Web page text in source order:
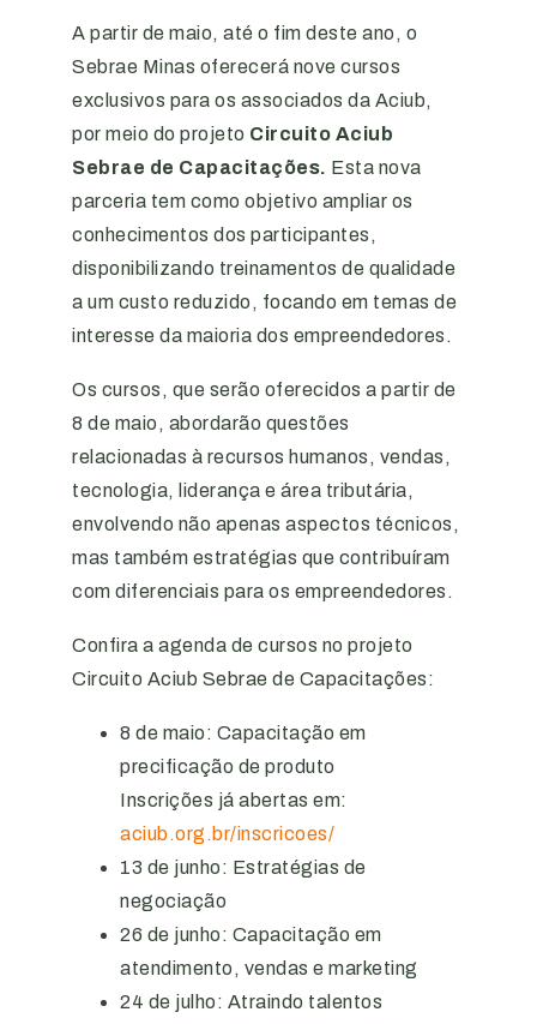
A partir de maio, até o fim deste ano, o
Sebrae Minas oferecerá nove cursos
exclusivos para os associados da Aciub,
por meio do projeto Circuito Aciub
Sebrae de Capacitações. Esta nova
parceria tem como objetivo ampliar os
conhecimentos dos participantes,
disponibilizando treinamentos de qualidade
a um custo reduzido, focando em temas de
interesse da maioria dos empreendedores.
Os cursos, que serão oferecidos a partir de
8 de maio, abordarão questões
relacionadas à recursos humanos, vendas,
tecnologia, liderança e área tributária,
envolvendo não apenas aspectos técnicos,
mas também estratégias que contribuíram
com diferenciais para os empreendedores.
Confira a agenda de cursos no projeto
Circuito Aciub Sebrae de Capacitações:
8 de maio: Capacitação em
precificação de produto
Inscrições já abertas em:
aciub.org.br/inscricoes/
13 de junho: Estratégias de
negociação
26 de junho: Capacitação em
atendimento, vendas e marketing
24 de julho: Atraindo talentos